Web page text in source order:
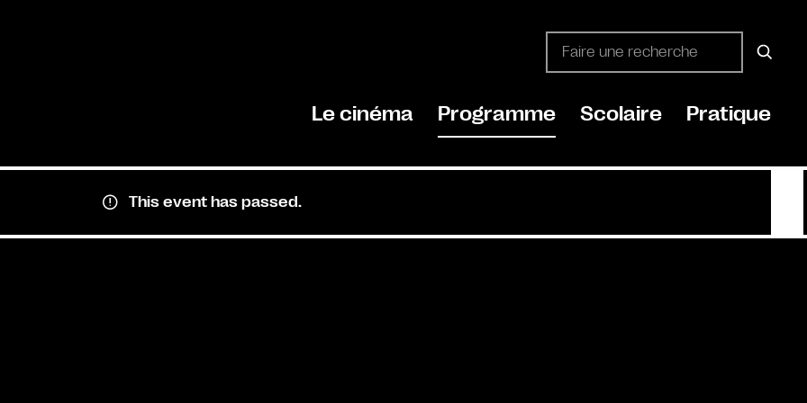
Le cinéma Programme Scolaire Pratique
This event has passed.